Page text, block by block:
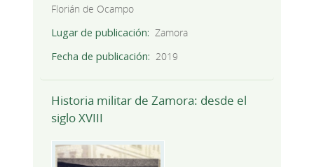
Florián de Ocampo
Lugar de publicación
Zamora
Fecha de publicación
2019
Historia militar de Zamora: desde el
siglo XVIII